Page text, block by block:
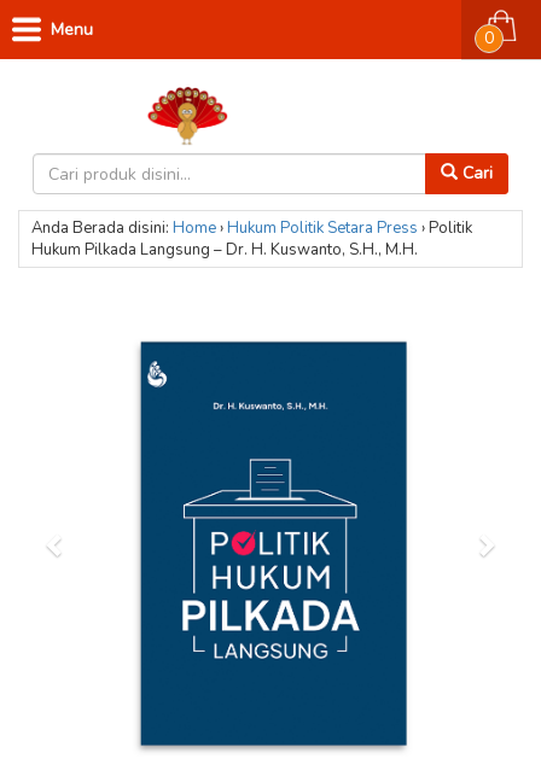
Cari
0
Menu
Anda Berada disini: Home›Hukum Politik Setara Press ›Politik
Hukum Pilkada Langsung – Dr. H. Kuswanto, S.H., M.H.